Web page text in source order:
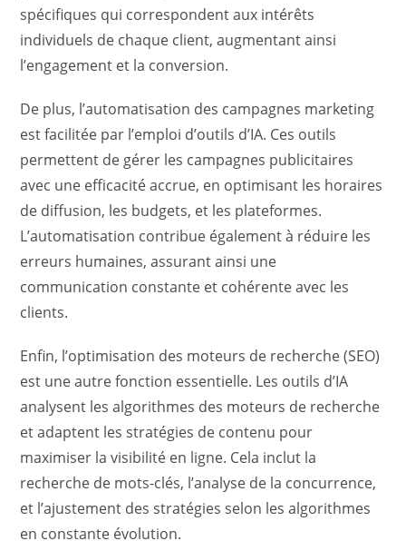
spécifiques qui correspondent aux intérêts
individuels de chaque client, augmentant ainsi
l’engagement et la conversion.
De plus, l’automatisation des campagnes marketing
est facilitée par l’emploi d’outils d’IA. Ces outils
permettent de gérer les campagnes publicitaires
avec une efficacité accrue, en optimisant les horaires
de diffusion, les budgets, et les plateformes.
L’automatisation contribue également à réduire les
erreurs humaines, assurant ainsi une
communication constante et cohérente avec les
clients.
Enfin, l’optimisation des moteurs de recherche (SEO)
est une autre fonction essentielle. Les outils d’IA
analysent les algorithmes des moteurs de recherche
et adaptent les stratégies de contenu pour
maximiser la visibilité en ligne. Cela inclut la
recherche de mots-clés, l’analyse de la concurrence,
et l’ajustement des stratégies selon les algorithmes
en constante évolution.